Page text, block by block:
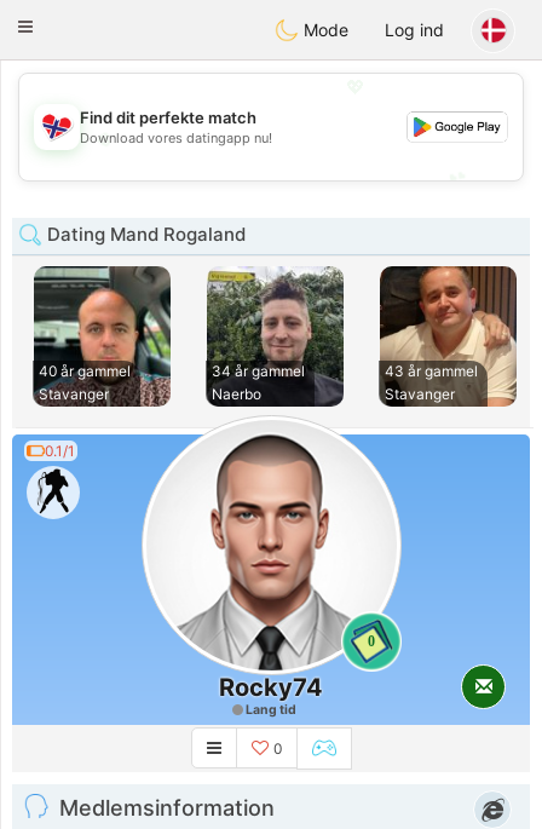
EkteNordmenn
Toggle
Mode Log ind
💖
💕
Find dit perfekte match
Download vores datingapp nu!
Dating Mand Rogaland
40 år gammel
Stavanger
34 år gammel
Naerbo
43 år gammel
Stavanger
0.1/1
0
Rocky74
Lang tid
0
Medlemsinformation